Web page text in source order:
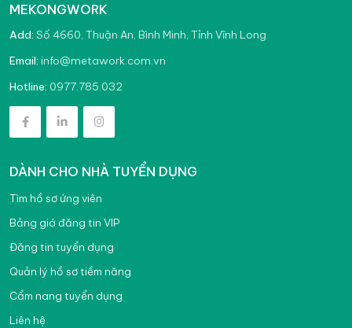
MEKONGWORK
Add: Số 4660, Thuận An, Bình Minh, Tỉnh Vĩnh Long
Email: info@metawork.com.vn
Hotline: 0977.785.032
DÀNH CHO NHÀ TUYỂN DỤNG
Tìm hồ sơ ứng viên
Bảng giá đăng tin VIP
Đăng tin tuyển dụng
Quản lý hồ sơ tiềm năng
Cẩm nang tuyển dụng
Liên hệ